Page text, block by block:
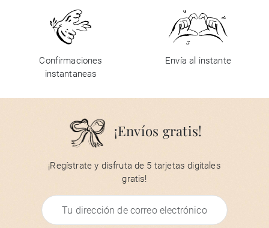
Confirmaciones
instantaneas
Envía al instante
¡Envíos gratis!
¡Regístrate y disfruta de 5 tarjetas digitales
gratis!